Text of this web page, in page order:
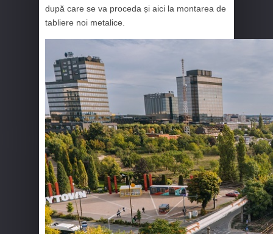
după care se va proceda și aici la montarea de
tabliere noi metalice.